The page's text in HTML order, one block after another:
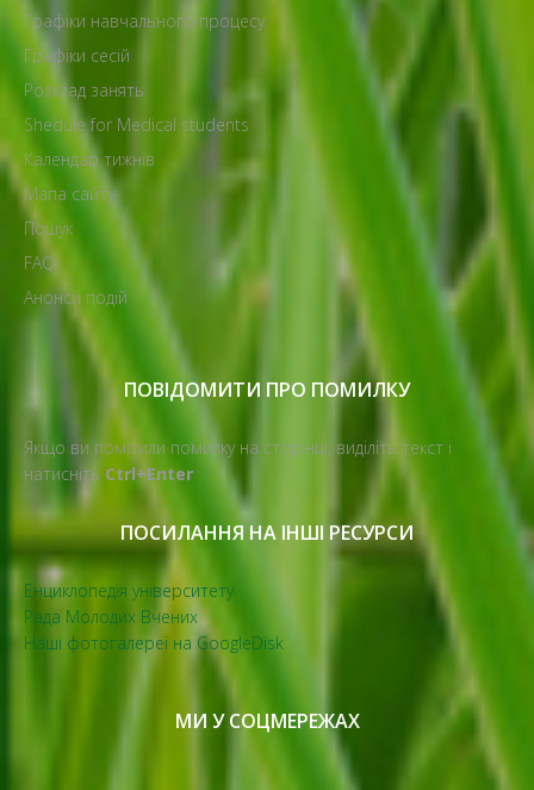
Графіки навчального процесу
Графіки сесій
Розклад занять
Shedule for Medical students
Календар тижнів
Мапа сайту
Пошук
FAQ
Анонси подій
ПОВІДОМИТИ ПРО ПОМИЛКУ
Якщо ви помітили помилку на сторінці, виділіть текст і
натисніть Ctrl+Enter
ПОСИЛАННЯ НА ІНШІ РЕСУРСИ
Енциклопедія університету
Рада Молодих Вчених
Наші фотогалереї на GoogleDisk
МИ У СОЦМЕРЕЖАХ